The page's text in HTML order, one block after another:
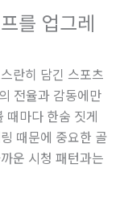
를 업그레
란히 담긴 스포츠
전율과 감동에만
때마다 한숨 짓게
때문에 중요한 골
운 시청 패턴과는